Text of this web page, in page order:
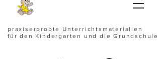
praxiserprobte Unterrichtsmaterialien
für den Kindergarten und die Grundschule